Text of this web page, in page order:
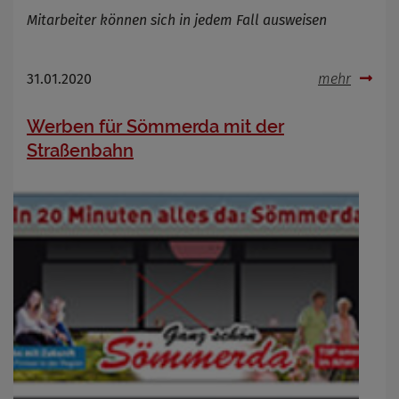
Mitarbeiter können sich in jedem Fall ausweisen
31.01.2020 mehr
Werben für Sömmerda mit der
Straßenbahn